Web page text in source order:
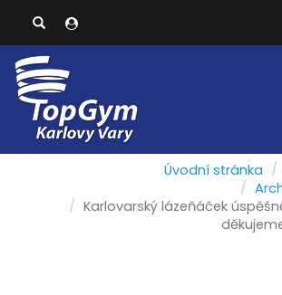
Úvodní stránka
Karlovarský lázeňáček